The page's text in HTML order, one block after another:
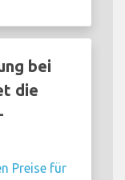
bei
die
Preise für